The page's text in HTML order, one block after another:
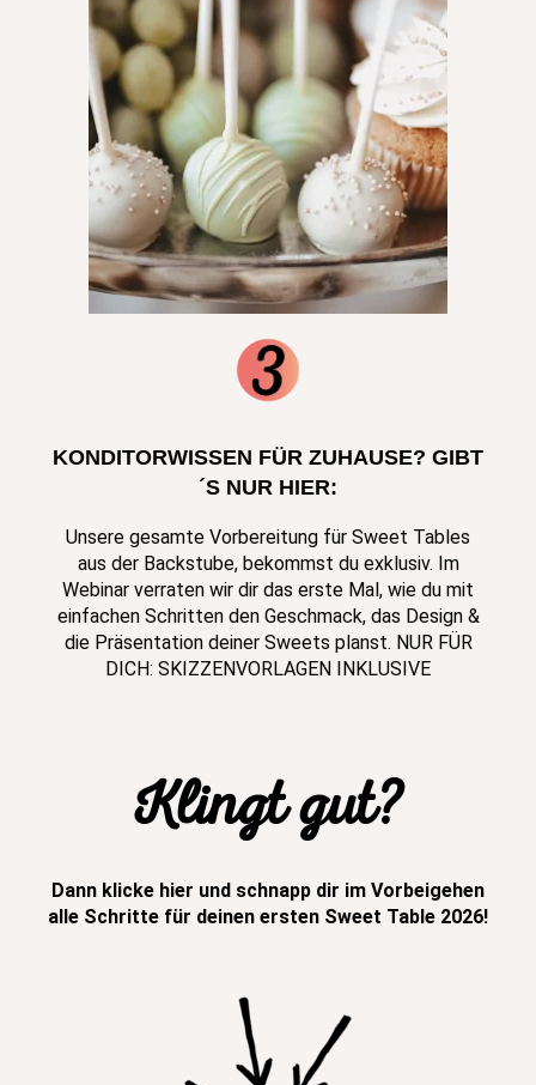
KONDITORWISSEN FÜR ZUHAUSE? GIBT
´S NUR HIER:
Unsere gesamte Vorbereitung für Sweet Tables
aus der Backstube, bekommst du exklusiv. Im
Webinar verraten wir dir das erste Mal, wie du mit
einfachen Schritten den Geschmack, das Design &
die Präsentation deiner Sweets planst. NUR FÜR
DICH: SKIZZENVORLAGEN INKLUSIVE
Klingt gut?
Dann klicke hier und schnapp dir im Vorbeigehen
alle Schritte für deinen ersten Sweet Table 2026!